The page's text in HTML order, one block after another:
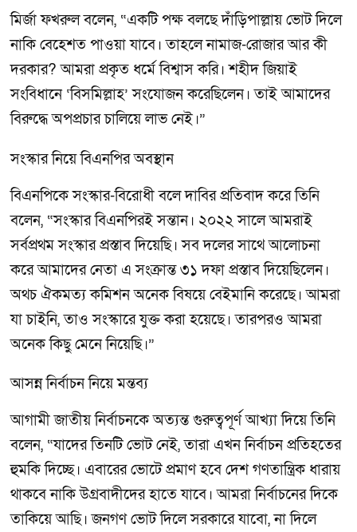
মির্জা ফখরুল বলেন, “একটি পক্ষ বলছে দাঁড়িপাল্লায় ভোট দিলে
নাকি বেহেশত পাওয়া যাবে। তাহলে নামাজ-রোজার আর কী
দরকার? আমরা প্রকৃত ধর্মে বিশ্বাস করি। শহীদ জিয়াই
সংবিধানে ‘বিসমিল্লাহ’ সংযোজন করেছিলেন। তাই আমাদের
বিরুদ্ধে অপপ্রচার চালিয়ে লাভ নেই।”
সংস্কার নিয়ে বিএনপির অবস্থান
বিএনপিকে সংস্কার-বিরোধী বলে দাবির প্রতিবাদ করে তিনি
বলেন, “সংস্কার বিএনপিরই সন্তান। ২০২২ সালে আমরাই
সর্বপ্রথম সংস্কার প্রস্তাব দিয়েছি। সব দলের সাথে আলোচনা
করে আমাদের নেতা এ সংক্রান্ত ৩১ দফা প্রস্তাব দিয়েছিলেন।
অথচ ঐকমত্য কমিশন অনেক বিষয়ে বেইমানি করেছে। আমরা
যা চাইনি, তাও সংস্কারে যুক্ত করা হয়েছে। তারপরও আমরা
অনেক কিছু মেনে নিয়েছি।”
আসন্ন নির্বাচন নিয়ে মন্তব্য
আগামী জাতীয় নির্বাচনকে অত্যন্ত গুরুত্বপূর্ণ আখ্যা দিয়ে তিনি
বলেন, “যাদের তিনটি ভোট নেই, তারা এখন নির্বাচন প্রতিহতের
হুমকি দিচ্ছে। এবারের ভোটে প্রমাণ হবে দেশ গণতান্ত্রিক ধারায়
থাকবে নাকি উগ্রবাদীদের হাতে যাবে। আমরা নির্বাচনের দিকে
তাকিয়ে আছি। জনগণ ভোট দিলে সরকারে যাবো, না দিলে